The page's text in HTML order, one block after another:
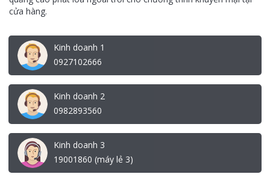
cửa hàng.
Kinh doanh 1
0927102666
Kinh doanh 2
0982893560
Kinh doanh 3
19001860 (máy lẻ 3)